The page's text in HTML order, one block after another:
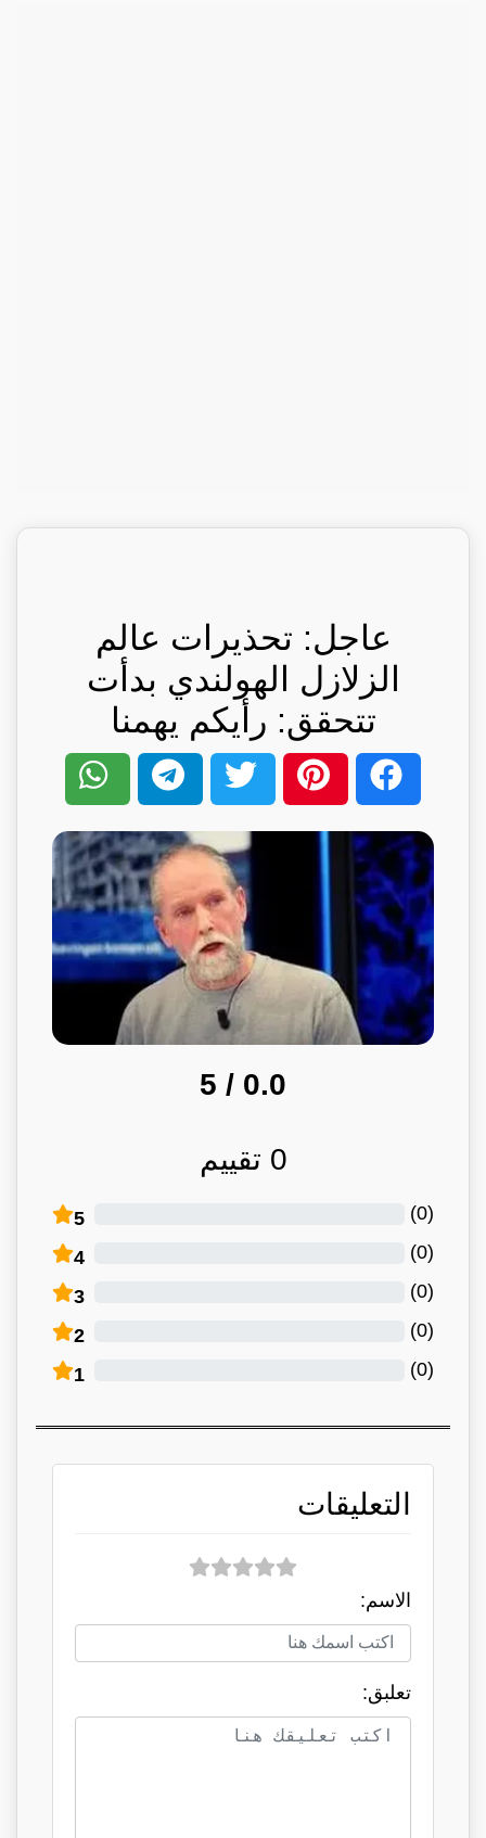
عاجل: تحذيرات عالم
الزلازل الهولندي بدأت
تتحقق: رأيكم يهمنا
0.0
/ 5
0 تقييم
5 (
0
)
4 (
0
)
3 (
0
)
2 (
0
)
1 (
0
)
التعليقات
الاسم:
تعلبق: